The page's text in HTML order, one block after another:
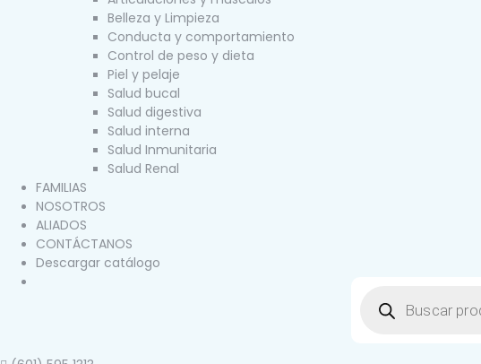
Belleza y Limpieza
Conducta y comportamiento
Control de peso y dieta
Piel y pelaje
Salud bucal
Salud digestiva
Salud interna
Salud Inmunitaria
Salud Renal
FAMILIAS
NOSOTROS
ALIADOS
CONTÁCTANOS
Descargar catálogo